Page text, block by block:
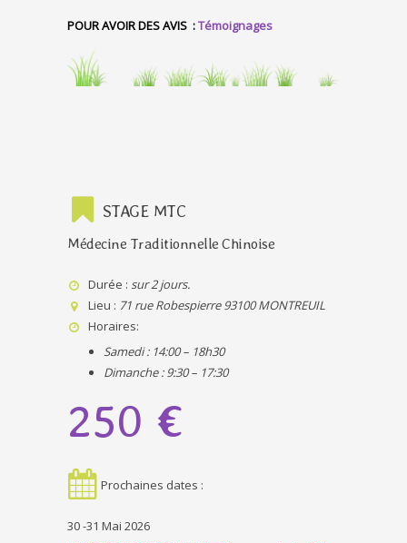
POUR AVOIR DES AVIS :Témoignages
STAGE MTC
Médecine Traditionnelle Chinoise
Durée : sur 2 jours.
Lieu : 71 rue Robespierre 93100 MONTREUIL
Horaires:
Samedi : 14:00 – 18h30
Dimanche : 9:30 – 17:30
250 €
Prochaines dates :
30 -31 Mai 2026